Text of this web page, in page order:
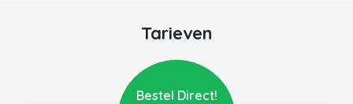
Tarieven
Bestel Direct!